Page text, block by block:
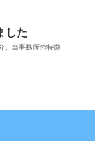
した
、当事務所の特徴